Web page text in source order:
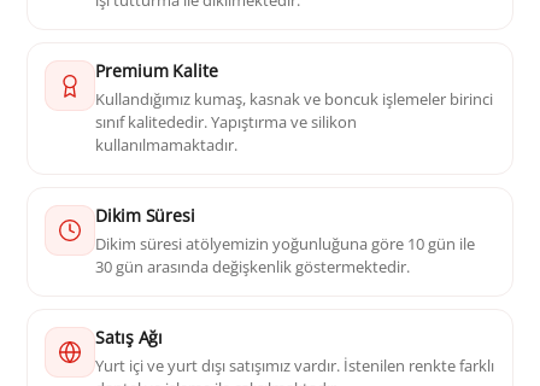
Premium Kalite
Kullandığımız kumaş, kasnak ve boncuk işlemeler birinci
sınıf kalitededir. Yapıştırma ve silikon
kullanılmamaktadır.
Dikim Süresi
Dikim süresi atölyemizin yoğunluğuna göre 10 gün ile
30 gün arasında değişkenlik göstermektedir.
Satış Ağı
Yurt içi ve yurt dışı satışımız vardır. İstenilen renkte farklı